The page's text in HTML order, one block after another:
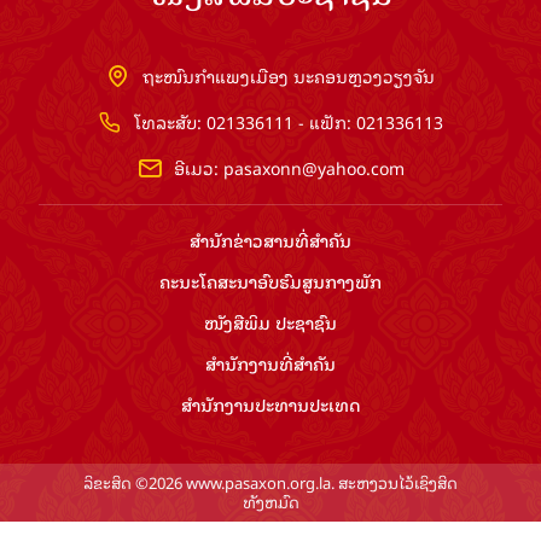
ຖະໜົນກຳແພງເມືອງ ນະຄອນຫຼວງວຽງຈັນ
ໂທລະສັບ: 021336111 - ແຟັກ: 021336113
ອີເມວ: pasaxonn@yahoo.com
ສຳ​ນັກ​ຂ່າວ​ສານ​ທີ່​ສຳ​ຄັນ​
ຄະນະໂຄສະນາອົບຮົມ​ສູນ​ກາງ​ພັກ
ໜັງສືພິມ ປະ​ຊາ​ຊົນ
ສຳ​ນັກ​ງານ​ທີ່​ສຳ​ຄັນ
ສຳ​ນັກ​ງານ​ປະ​ທານ​ປະ​ເທດ
ລິຂະສິດ ©2026 www.pasaxon.org.la. ສະຫງວນໄວ້ເຊິງສິດ
ທັງຫມົດ